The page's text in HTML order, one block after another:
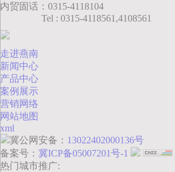
内贸固话：0315-4118104
Tel : 0315-4118561,4108561
走进燕南
新闻中心
产品中心
案例展示
营销网络
网站地图
xml
冀公网安备： 13022402000136号
备案号： 冀ICP备05007201号-1
热门城市推广: